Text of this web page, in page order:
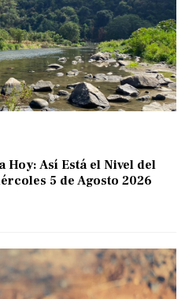
Hoy: Así Está el Nivel del
5 de Agosto 2026